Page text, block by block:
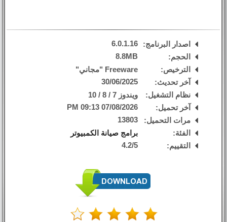
اصدار البرنامج:
6.0.1.16
الحجم:
8.8MB
الترخيص:
Freeware "مجاني"
آخر تحديث:
30/06/2025
نظام التشغيل:
ويندوز 7 / 8 / 10
آخر تحميل:
07/08/2026 09:13 PM
مرات التحميل:
13803
الفئة:
برامج صيانة الكمبيوتر
التقييم:
4.2/5